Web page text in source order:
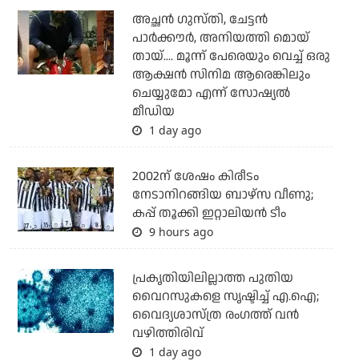
അച്ഛന്‍ ഗുസ്തി, ചേട്ടന്‍
പാര്‍ക്കൗര്‍, അനിയത്തി മൊയ്
തായ്.... മൂന്ന് പേരെയും വെച്ച് ഒരു
ആക്ഷന്‍ സിനിമ ആരെങ്കിലും
ചെയ്യുമോ എന്ന് സോഷ്യല്‍
മീഡിയ
1 day ago
2002ന് ശേഷം കിരീടം
നേടാനിറങ്ങിയ ബാഴ്സ വീണു;
കപ്പ് തൂക്കി ഇറ്റാലിയൻ ടീം
9 hours ago
പ്രകൃതിയിലില്ലാത്ത പുതിയ
വൈറസുകളെ സൃഷ്ടിച്ച് എ.ഐ;
വൈദ്യശാസ്ത്ര രംഗത്ത് വന്‍
വഴിത്തിരിവ്
1 day ago